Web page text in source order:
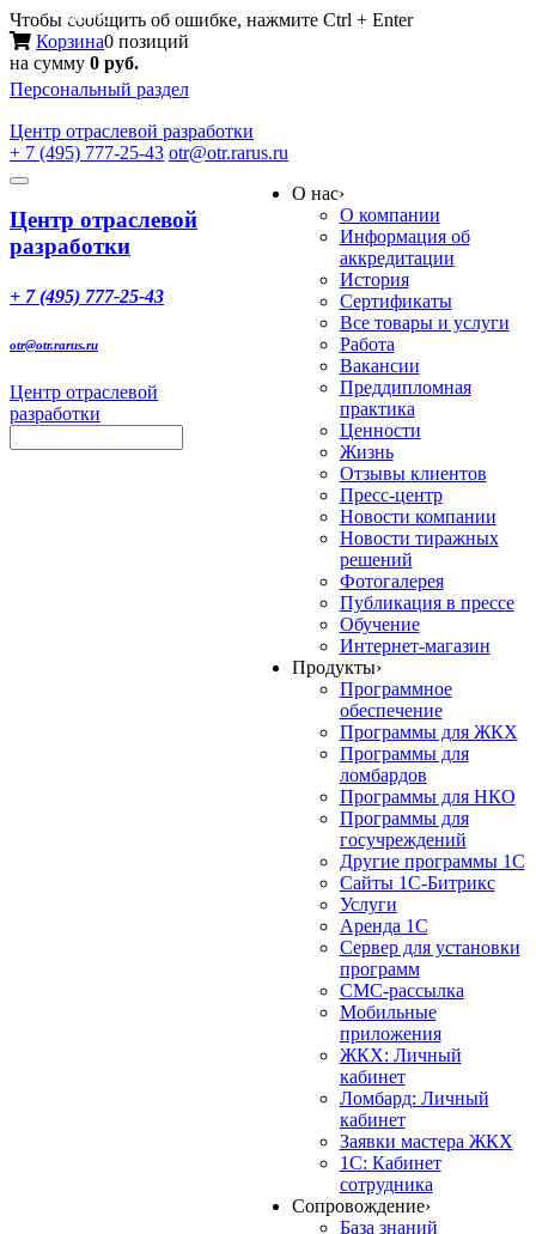
Чтобы сообщить об ошибке, нажмите Ctrl + Enter
Корзина0 позиций
на сумму 0 руб.
Персональный раздел
Центр отраслевой разработки
+ 7 (495) 777-25-43 otr@otr.rarus.ru
Toggle
Меню
Центр отраслевой
разработки
+ 7 (495) 777-25-43
otr@otr.rarus.ru
Центр отраслевой
разработки
О нас›
О компании
Информация об
аккредитации
История
Сертификаты
Все товары и услуги
Работа
Вакансии
Преддипломная
практика
Ценности
Жизнь
Отзывы клиентов
Пресс-центр
Новости компании
Новости тиражных
решений
Фотогалерея
Публикация в прессе
Обучение
Интернет-магазин
Продукты›
Программное
обеспечение
Программы для ЖКХ
Программы для
ломбардов
Программы для НКО
Программы для
госучреждений
Другие программы 1С
Сайты 1С-Битрикс
Услуги
Аренда 1С
Сервер для установки
программ
СМС-рассылка
Мобильные
приложения
ЖКХ: Личный
кабинет
Ломбард: Личный
кабинет
Заявки мастера ЖКХ
1С: Кабинет
сотрудника
Сопровождение›
База знаний